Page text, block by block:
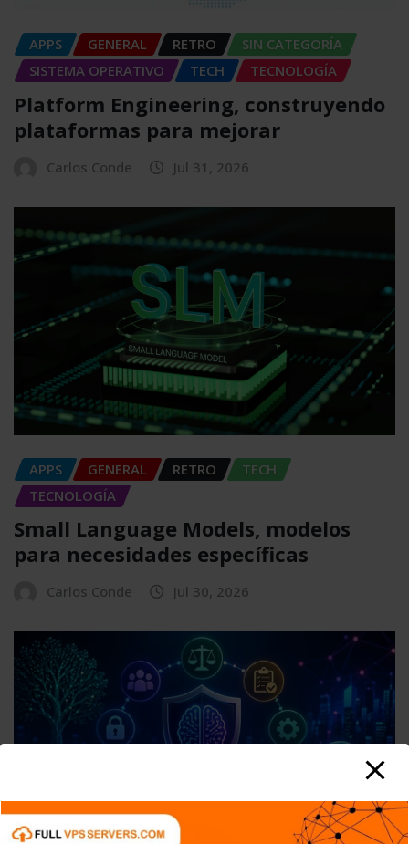
APPS GENERAL RETRO
SIN CATEGORÍA
SISTEMA OPERATIVO
TECH TECNOLOGÍA
Platform Engineering, construyendo
plataformas para mejorar
Carlos Conde Jul 31, 2026
APPS GENERAL RETRO
TECH
TECNOLOGÍA
Small Language Models, modelos
para necesidades específicas
Carlos Conde Jul 30, 2026